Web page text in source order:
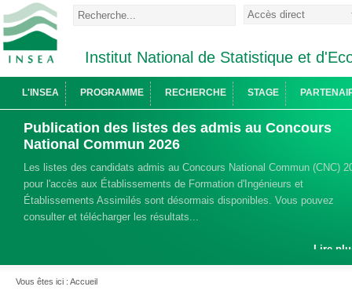
Institut National de Statistique et
L'INSEA PROGRAMME RECHERCHE STAGE
Publication des listes des admis au Concours
National Commun 2026
Les listes des candidats admis au Concours National Commun (CNC)
pour l'accès aux Établissements de Formation d'Ingénieurs et
Établissements Assimilés sont désormais disponibles. Vous pouvez
consulter et télécharger les résultats...
Lire
Vous êtes ici : Accueil